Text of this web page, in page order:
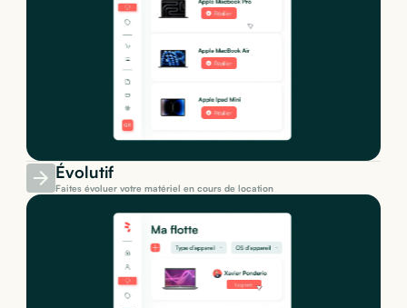
Évolutif
Faites évoluer votre matériel en cours de location